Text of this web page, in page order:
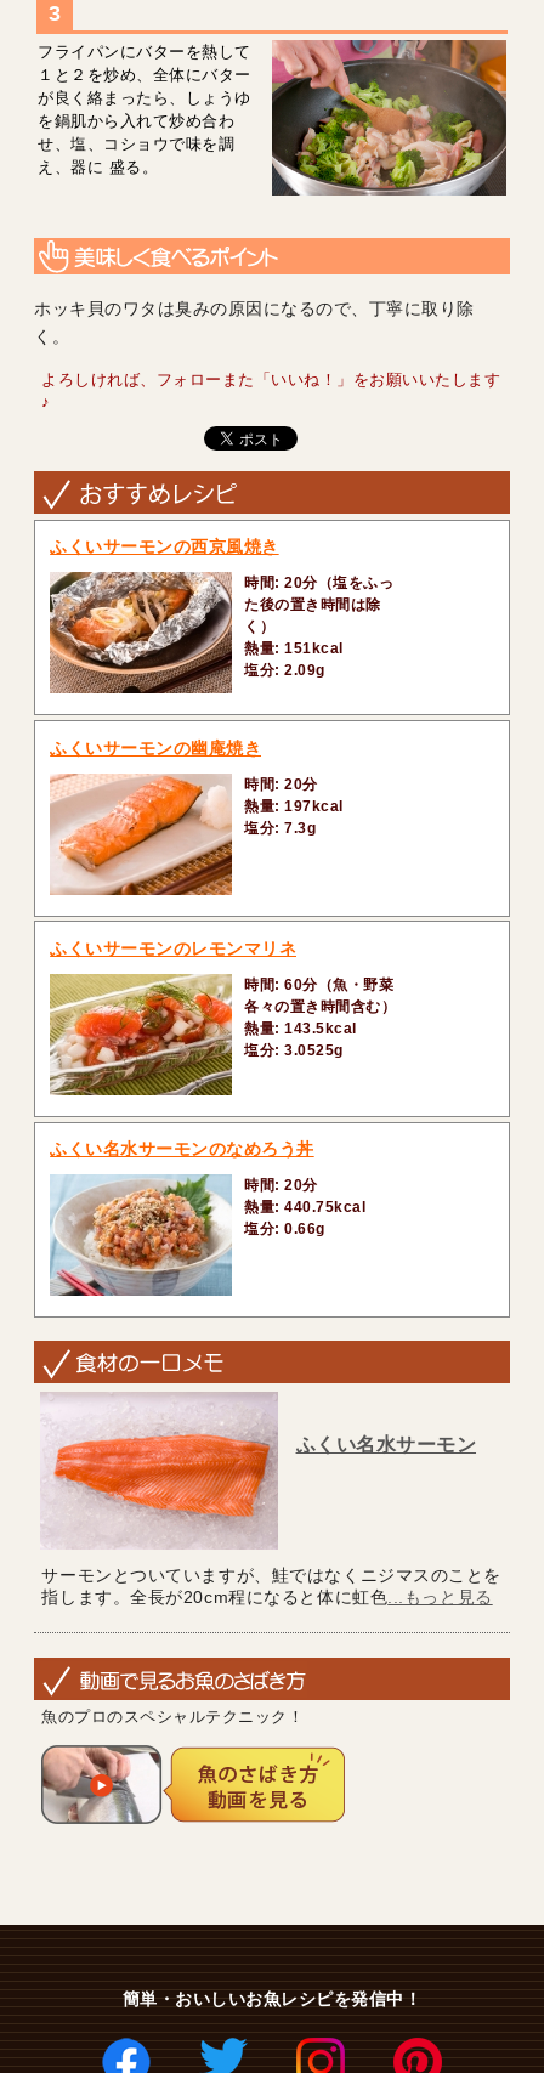
フライパンにバターを熱して
１と２を炒め、全体にバター
が良く絡まったら、しょうゆ
を鍋肌から入れて炒め合わ
せ、塩、コショウで味を調
え、器に 盛る。
ホッキ貝のワタは臭みの原因になるので、丁寧に取り除
く。
よろしければ、フォローまた「いいね！」をお願いいたします
♪
ふくいサーモンの西京風焼き
時間: 20分（塩をふっ
た後の置き時間は除
く）
熱量: 151kcal
塩分: 2.09g
ふくいサーモンの幽庵焼き
時間: 20分
熱量: 197kcal
塩分: 7.3g
ふくいサーモンのレモンマリネ
時間: 60分（魚・野菜
各々の置き時間含む）
熱量: 143.5kcal
塩分: 3.0525g
ふくい名水サーモンのなめろう丼
時間: 20分
熱量: 440.75kcal
塩分: 0.66g
ふくい名水サーモン
サーモンとついていますが、鮭ではなくニジマスのことを
指します。全長が20cm程になると体に虹色...もっと見る
魚のプロのスペシャルテクニック！
簡単・おいしいお魚レシピを発信中！